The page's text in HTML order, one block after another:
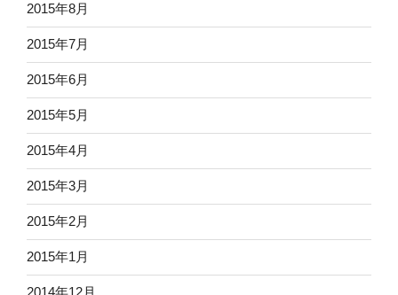
2015年8月
2015年7月
2015年6月
2015年5月
2015年4月
2015年3月
2015年2月
2015年1月